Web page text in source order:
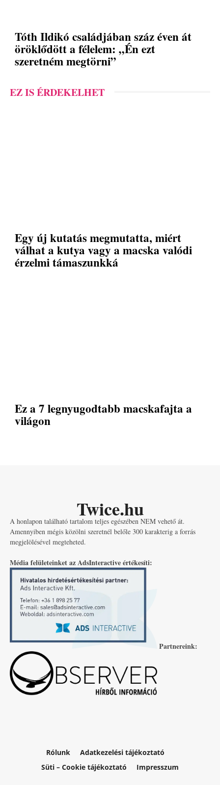
Tóth Ildikó családjában száz éven át
öröklődött a félelem: „Én ezt
szeretném megtörni”
EZ IS ÉRDEKELHET
Egy új kutatás megmutatta, miért
válhat a kutya vagy a macska valódi
érzelmi támaszunkká
Ez a 7 legnyugodtabb macskafajta a
világon
Twice.hu
A honlapon található tartalom teljes egészében NEM vehető át.
Amennyiben mégis közölni szeretnél belőle 300 karakterig a forrás
megjelölésével megteheted.
Média felületeinket az AdsInteractive értékesíti:
Partnereink:
Rólunk
Adatkezelési tájékoztató
Süti – Cookie tájékoztató
Impresszum